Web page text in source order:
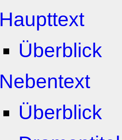
Haupttext
Überblick
Nebentext
Überblick